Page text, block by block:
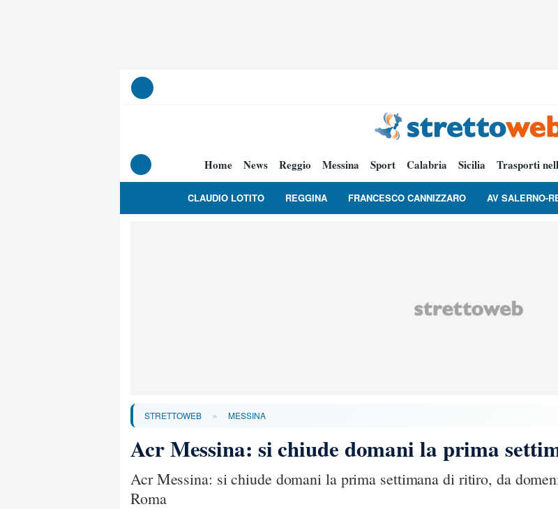
Home News Reggio Messina Sport Calabria Sicilia Trasporti
CLAUDIO LOTITO REGGINA FRANCESCO CANNIZZARO AV SALERNO-
STRETTOWEB » MESSINA
Acr Messina: si chiude domani la prima
Acr Messina: si chiude domani la prima settimana di ritiro, da
Roma